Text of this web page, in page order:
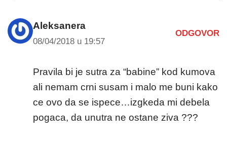
Aleksanera
08/04/2018 u 19:57
ODGOVOR
Pravila bi je sutra za “babine” kod kumova
ali nemam crni susam i malo me buni kako
ce ovo da se ispece…izgkeda mi debela
pogaca, da unutra ne ostane ziva ???